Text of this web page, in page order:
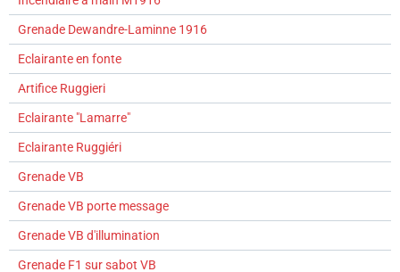
Grenade Dewandre-Laminne 1916
Eclairante en fonte
Artifice Ruggieri
Eclairante "Lamarre"
Eclairante Ruggiéri
Grenade VB
Grenade VB porte message
Grenade VB d'illumination
Grenade F1 sur sabot VB